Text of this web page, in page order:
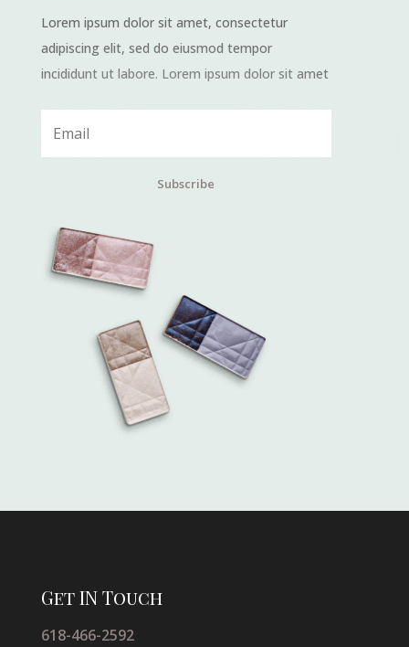
Lorem ipsum dolor sit amet, consectetur
adipiscing elit, sed do eiusmod tempor
incididunt ut labore. Lorem ipsum dolor sit amet
Subscribe
Get IN Touch
618-466-2592